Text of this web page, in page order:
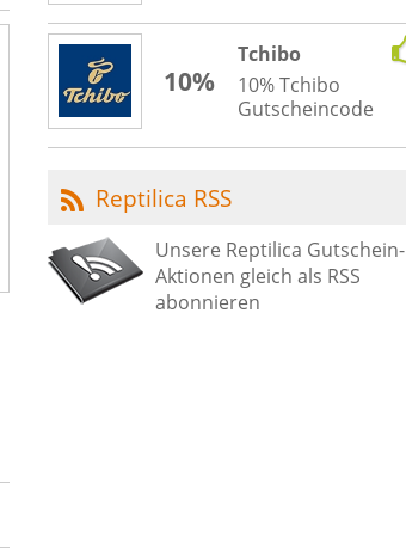
10%
Tchibo
10% Tchibo
Gutscheincode
Reptilica RSS
Unsere Reptilica Gutschein-
Aktionen gleich als RSS
abonnieren